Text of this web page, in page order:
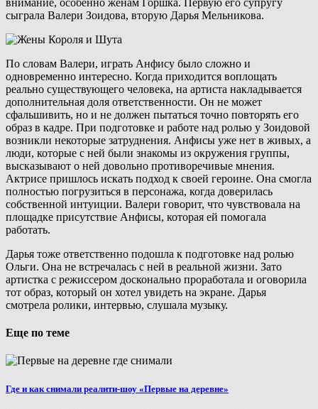
сыграла Валери Зоидова, вторую Дарья Мельникова.
По словам Валери, играть Анфису было сложно и
одновременно интересно. Когда приходится воплощать
реально существующего человека, на артиста накладывается
дополнительная доля ответственности. Он не может
сфальшивить, но и не должен пытаться точно повторять его
образ в кадре. При подготовке и работе над ролью у Зоидовой
возникли некоторые затруднения. Анфисы уже нет в живых, а
люди, которые с ней были знакомы из окружения группы,
высказывают о ней довольно противоречивые мнения.
Актрисе пришлось искать подход к своей героине. Она смогла
полностью погрузиться в персонажа, когда доверилась
собственной интуиции. Валери говорит, что чувствовала на
площадке присутствие Анфисы, которая ей помогала
работать.
Дарья тоже ответственно подошла к подготовке над ролью
Ольги. Она не встречалась с ней в реальной жизни. Зато
артистка с режиссером досконально проработала и оговорила
тот образ, который он хотел увидеть на экране. Дарья
смотрела ролики, интервью, слушала музыку.
Еще по теме
Где и как снимали реалити-шоу «Первые на деревне»